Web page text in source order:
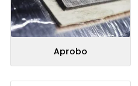
Aprobo